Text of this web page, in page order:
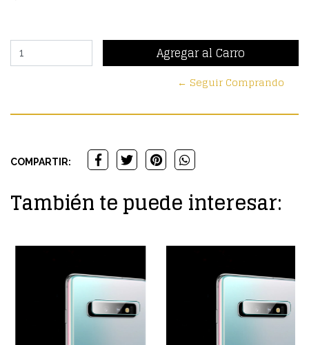
← Seguir Comprando
COMPARTIR:
También te puede interesar: